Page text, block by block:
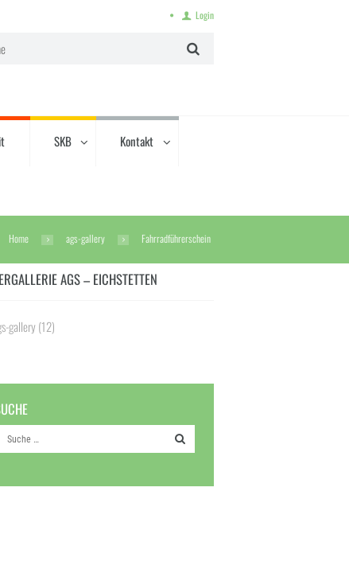
Login
SKB Kontakt
Home ags-gallery Fahrradführerschein
AGS – EICHSTETTEN
gallery (12)